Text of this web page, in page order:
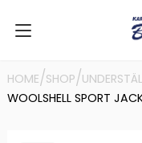
HOME/SHOP/
WOOLSHELL SPORT